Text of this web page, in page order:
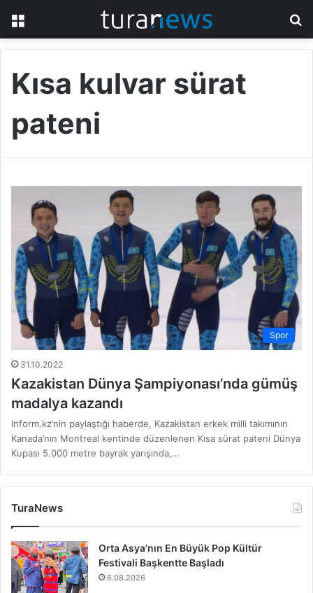
Kısa kulvar sürat
pateni
Spor
31.10.2022
Kazakistan Dünya Şampiyonası’nda gümüş
madalya kazandı
Inform.kz’nin paylaştığı haberde, Kazakistan erkek milli takımının
Kanada’nın Montreal kentinde düzenlenen Kısa sürat pateni Dünya
Kupası 5.000 metre bayrak yarışında,…
TuraNews
Orta Asya’nın En Büyük Pop Kültür
Festivali Başkentte Başladı
6.08.2026